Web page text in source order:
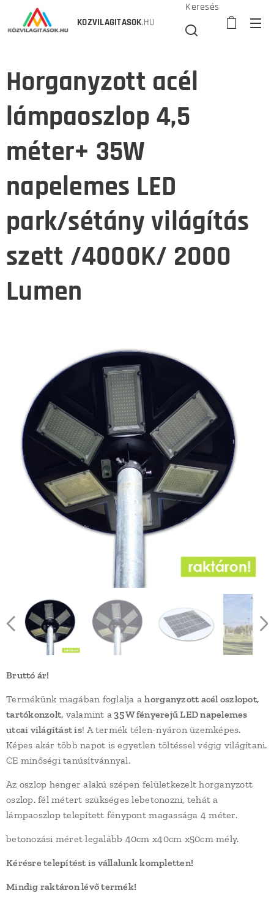
KOZVILAGITASOK.HU
Keresés
Horganyzott acél
lámpaoszlop 4,5
méter+ 35W
napelemes LED
park/sétány világítás
szett /4000K/ 2000
Lumen
Bruttó ár!
Termékünk magában foglalja ahorganyzott acél oszlopot,
tartókonzolt, valamint a 35 W fényerejű LED napelemes
utcai világítást is! A termék télen-nyáron üzemképes.
Képes akár több napot is egyetlen töltéssel végig világítani.
CE minőségi tanúsítvánnyal.
Az oszlop henger alakú szépen felületkezelt horganyzott
oszlop. fél métert szükséges lebetonozni, tehát a
lámpaoszlop telepített fénypont magassága 4 méter.
betonozási méret legalább 40cm x40cm x50cm mély.
Kérésre telepítést is vállalunk kompletten!
Mindig raktáron lévő termék!